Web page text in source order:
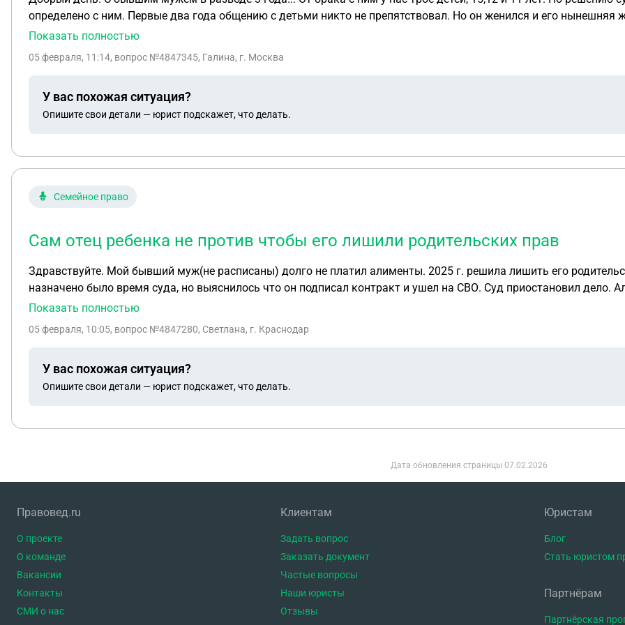
определено с ним. Первые два года общению с детьми никто не препятствовал. Но он женился и его нынешняя
сама отвечать с телефона детей. Обратилась к уполномоченному по правам ребёнка, сказали какие документы
ней, её место проживания мне неизвестно), чтобы подать на порядок общения матери с детьми, ТК до этого не
Показать полностью
05 февраля, 11:14, вопрос №4847345, Галина, г. Москва
У вас похожая ситуация?
Опишите свои детали — юрист подскажет, что делать.
Семейное право
Сам отец ребенка не против чтобы его лишили родительских прав
Здравствуйте. Мой бывший муж(не расписаны) долго не платил алименты. 2025 г. решила лишить его
назначено было время суда, но выяснилось что он подписал контракт и ушел на СВО. Суд приостановил дело.
ребенка не против чтобы его лишили родительских прав. Ребенку 13лет. За все эти годы он ни разу не видел
Показать полностью
05 февраля, 10:05, вопрос №4847280, Светлана, г. Краснодар
У вас похожая ситуация?
Опишите свои детали — юрист подскажет, что делать.
Дата обновления страницы 07.02.2026
Правовед.ru
О проекте
О команде
Вакансии
Контакты
СМИ о нас
Клиентам
Задать вопрос
Заказать документ
Частые вопросы
Наши юристы
Отзывы
Юристам
Блог
Стать юристом
Партнёрам
Партнёрская